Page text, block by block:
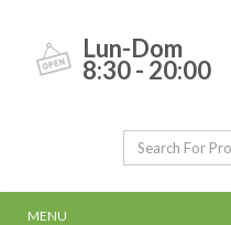
Lun-Dom
8:30 - 20:00
MENU